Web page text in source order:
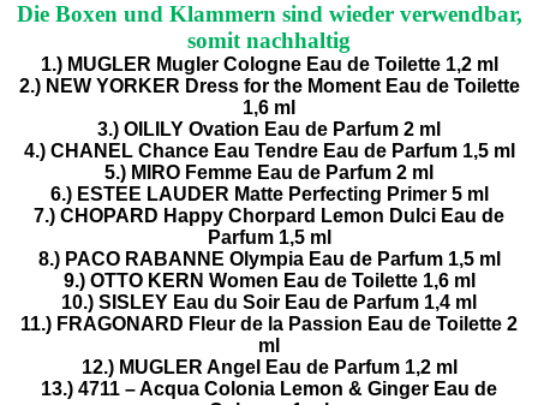
Die Boxen und Klammern sind wieder verwendbar,
somit nachhaltig
1.) MUGLER Mugler Cologne Eau de Toilette 1,2 ml
2.) NEW YORKER Dress for the Moment Eau de Toilette
1,6 ml
3.) OILILY Ovation Eau de Parfum 2 ml
4.) CHANEL Chance Eau Tendre Eau de Parfum 1,5 ml
5.) MIRO Femme Eau de Parfum 2 ml
6.) ESTEE LAUDER Matte Perfecting Primer 5 ml
7.) CHOPARD Happy Chorpard Lemon Dulci Eau de
Parfum 1,5 ml
8.) PACO RABANNE Olympia Eau de Parfum 1,5 ml
9.) OTTO KERN Women Eau de Toilette 1,6 ml
10.) SISLEY Eau du Soir Eau de Parfum 1,4 ml
11.) FRAGONARD Fleur de la Passion Eau de Toilette 2
ml
12.) MUGLER Angel Eau de Parfum 1,2 ml
13.) 4711 – Acqua Colonia Lemon & Ginger Eau de